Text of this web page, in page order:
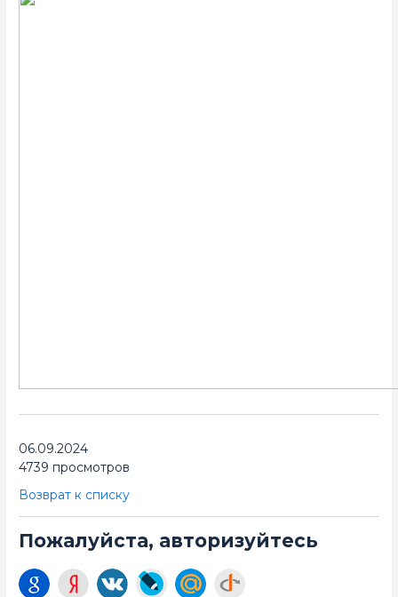
06.09.2024
4739 просмотров
Возврат к списку
Пожалуйста, авторизуйтесь